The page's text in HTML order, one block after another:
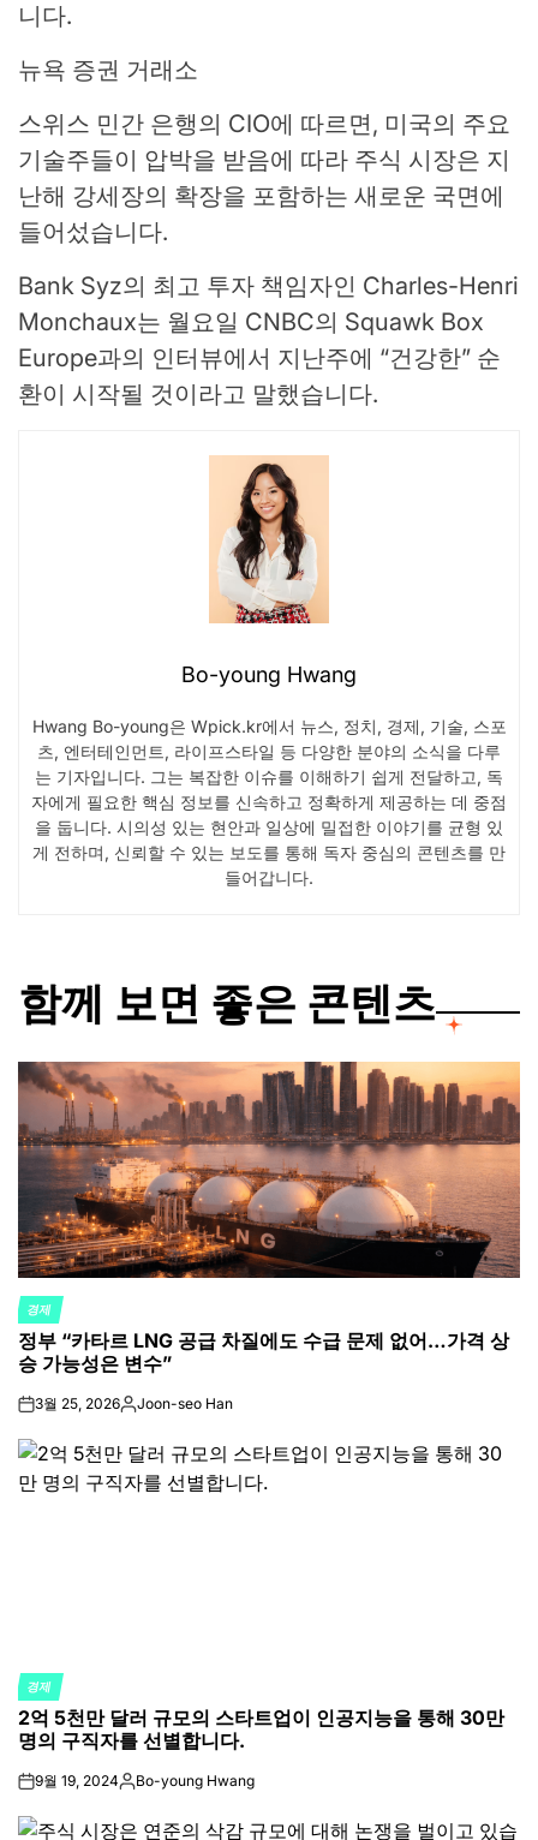
니다.
뉴욕 증권 거래소
스위스 민간 은행의 CIO에 따르면, 미국의 주요
기술주들이 압박을 받음에 따라 주식 시장은 지
난해 강세장의 확장을 포함하는 새로운 국면에
들어섰습니다.
Bank Syz의 최고 투자 책임자인 Charles-Henri
Monchaux는 월요일 CNBC의 Squawk Box
Europe과의 인터뷰에서 지난주에 “건강한” 순
환이 시작될 것이라고 말했습니다.
Bo-young Hwang
Hwang Bo-young은 Wpick.kr에서 뉴스, 정치, 경제, 기술, 스포
츠, 엔터테인먼트, 라이프스타일 등 다양한 분야의 소식을 다루
는 기자입니다. 그는 복잡한 이슈를 이해하기 쉽게 전달하고, 독
자에게 필요한 핵심 정보를 신속하고 정확하게 제공하는 데 중점
을 둡니다. 시의성 있는 현안과 일상에 밀접한 이야기를 균형 있
게 전하며, 신뢰할 수 있는 보도를 통해 독자 중심의 콘텐츠를 만
들어갑니다.
함께 보면 좋은 콘텐츠
POSTED
IN
경제
정부 “카타르 LNG 공급 차질에도 수급 문제 없어…가격 상
승 가능성은 변수”
on3월 25, 2026Posted
Joon-seo Han
POSTED
IN
경제
2억 5천만 달러 규모의 스타트업이 인공지능을 통해 30만
명의 구직자를 선별합니다.
on9월 19, 2024Posted
Bo-young Hwang